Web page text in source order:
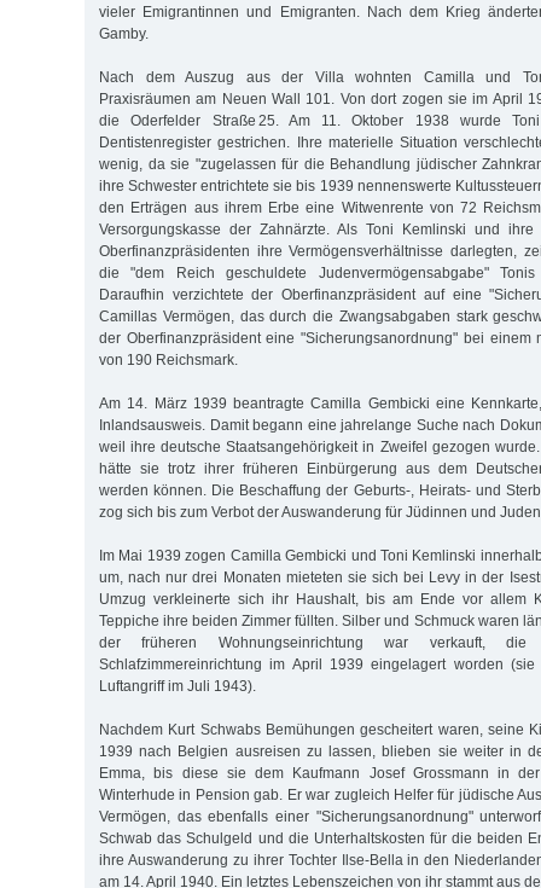
vieler Emigrantinnen und Emigranten. Nach dem Krieg
Gamby.
Nach dem Auszug aus der Villa wohnten Camilla und
Praxisräumen am Neuen Wall 101. Von dort zogen sie im April
die Oderfelder Straße 25. Am 11. Oktober 1938 wurde
Dentistenregister gestrichen. Ihre materielle Situation
wenig, da sie "zugelassen für die Behandlung jüdischer
ihre Schwester entrichtete sie bis 1939 nennenswerte
den Erträgen aus ihrem Erbe eine Witwenrente von 72
Versorgungskasse der Zahnärzte. Als Toni Kemlinski und
Oberfinanzpräsidenten ihre Vermögensverhältnisse darlegten,
die "dem Reich geschuldete Judenvermögensabgabe"
Daraufhin verzichtete der Oberfinanzpräsident auf eine
Camillas Vermögen, das durch die Zwangsabgaben stark
der Oberfinanzpräsident eine "Sicherungsanordnung" bei einem
von 190 Reichsmark.
Am 14. März 1939 beantragte Camilla Gembicki eine
Inlandsausweis. Damit begann eine jahrelange Suche nach
weil ihre deutsche Staatsangehörigkeit in Zweifel gezogen
hätte sie trotz ihrer früheren Einbürgerung aus dem
werden können. Die Beschaffung der Geburts-, Heirats- und
zog sich bis zum Verbot der Auswanderung für Jüdinnen und
Im Mai 1939 zogen Camilla Gembicki und Toni Kemlinski
um, nach nur drei Monaten mieteten sie sich bei Levy in der
Umzug verkleinerte sich ihr Haushalt, bis am Ende vor allem
Teppiche ihre beiden Zimmer füllten. Silber und Schmuck waren
der früheren Wohnungseinrichtung war verkauft,
Schlafzimmereinrichtung im April 1939 eingelagert worden
Luftangriff im Juli 1943).
Nachdem Kurt Schwabs Bemühungen gescheitert waren, seine
1939 nach Belgien ausreisen zu lassen, blieben sie weiter in
Emma, bis diese sie dem Kaufmann Josef Grossmann in
Winterhude in Pension gab. Er war zugleich Helfer für jüdische
Vermögen, das ebenfalls einer "Sicherungsanordnung"
Schwab das Schulgeld und die Unterhaltskosten für die beiden
ihre Auswanderung zu ihrer Tochter Ilse-Bella in den
am 14. April 1940. Ein letztes Lebenszeichen von ihr stammt aus